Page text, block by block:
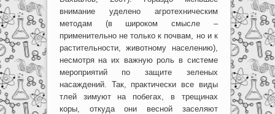
внимание уделено агротехническим
методам (в широком смысле –
применительно не только к почвам, но и к
растительности, животному населению),
несмотря на их важную роль в системе
мероприятий по защите зеленых
насаждений. Так, практически все виды
тлей зимуют на побегах, в трещинах
коры, откуда они весной заселяют